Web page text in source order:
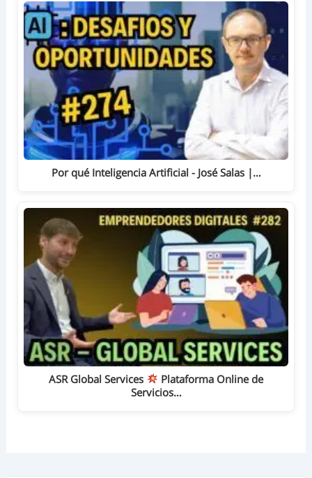
Por qué Inteligencia Artificial - José Salas |…
ASR Global Services
Plataforma Online de
Servicios…